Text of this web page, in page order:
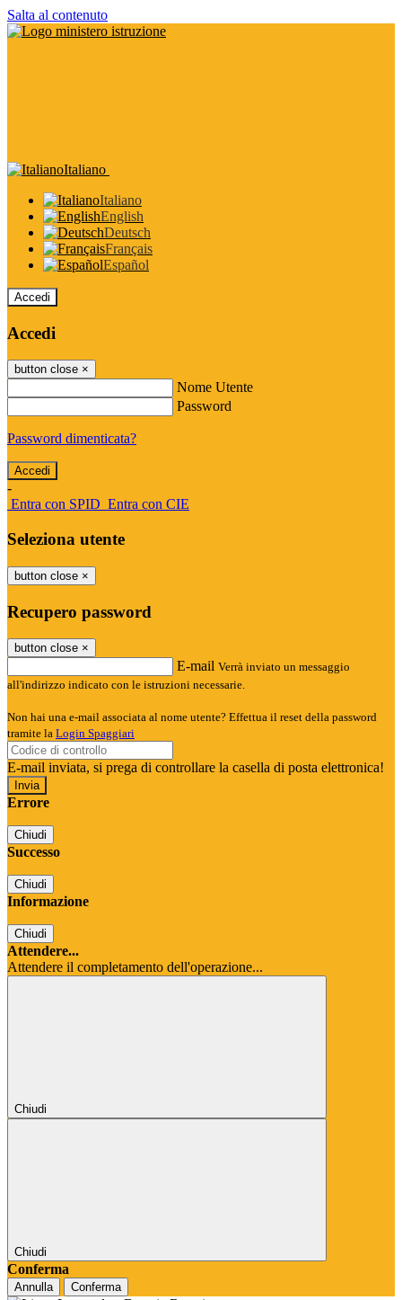
Salta al contenuto
Italiano
Italiano
English
Deutsch
Français
Español
Accedi
Accedi
button close ×
Nome Utente
Password
Password dimenticata?
-
Entra con SPID Entra con CIE
Seleziona utente
button close ×
Recupero password
button close ×
E-mail Verrà inviato un messaggio
all'indirizzo indicato con le istruzioni necessarie.
Non hai una e-mail associata al nome utente? Effettua il reset della password
tramite la Login Spaggiari
E-mail inviata, si prega di controllare la casella di posta elettronica!
Errore
Chiudi
Successo
Chiudi
Informazione
Chiudi
Attendere...
Attendere il completamento dell'operazione...
Chiudi
Chiudi
Conferma
Annulla Conferma